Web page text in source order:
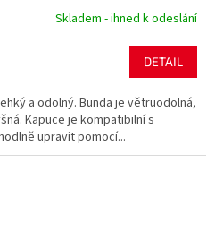
Skladem - ihned k odeslání
DETAIL
a odolný. Bunda je větruodolná,
Kapuce je kompatibilní s
upravit pomocí...